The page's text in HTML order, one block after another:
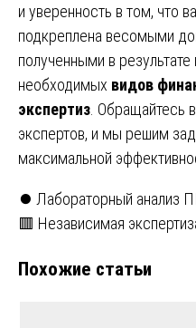
и уверенность в том, что
подкреплена весомыми
полученными в
необходимых видов
экспертиз .
экспертов, и мы решим
максимальной
Навигация
записям
⏺️ Лабораторный анализ
🟥 Независимая
Похожие статьи